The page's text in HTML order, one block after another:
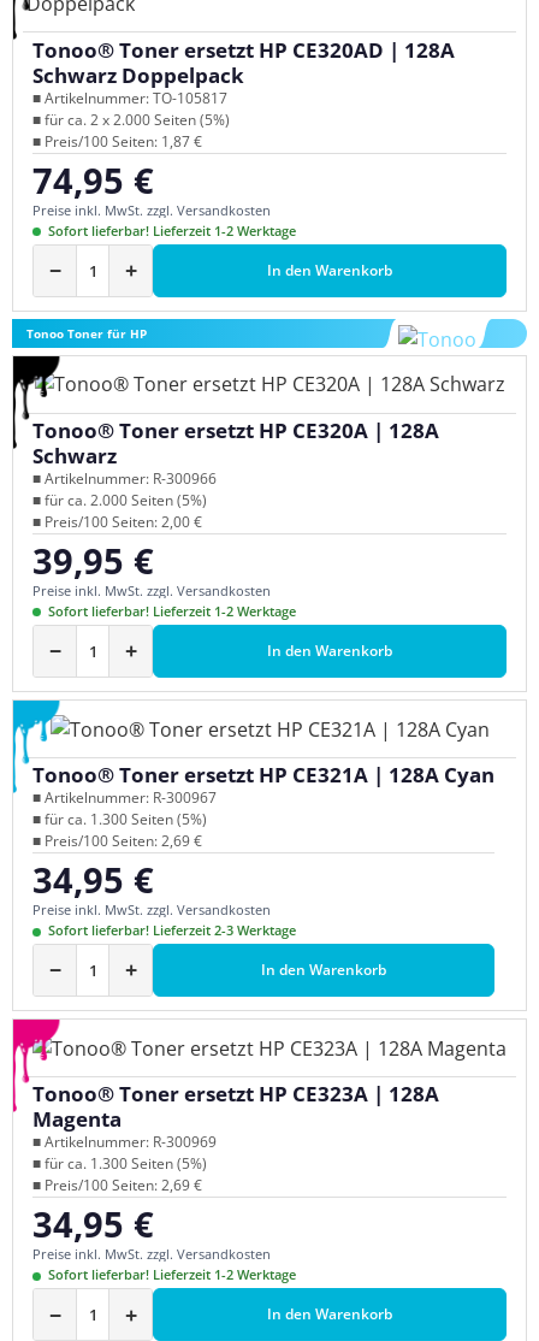
Tonoo® Toner ersetzt HP CE320AD | 128A
Schwarz Doppelpack
■ Artikelnummer: TO-105817
■ für ca. 2 x 2.000 Seiten (5%)
■ Preis/100 Seiten: 1,87 €
Regulärer Preis:
74,95 €
Preise inkl. MwSt. zzgl. Versandkosten
Sofort lieferbar! Lieferzeit 1-2 Werktage
− + In den Warenkorb
Tonoo Toner für HP
Tonoo® Toner ersetzt HP CE320A | 128A
Schwarz
■ Artikelnummer: R-300966
■ für ca. 2.000 Seiten (5%)
■ Preis/100 Seiten: 2,00 €
Regulärer Preis:
39,95 €
Preise inkl. MwSt. zzgl. Versandkosten
Sofort lieferbar! Lieferzeit 1-2 Werktage
− + In den Warenkorb
Tonoo® Toner ersetzt HP CE321A | 128A Cyan
■ Artikelnummer: R-300967
■ für ca. 1.300 Seiten (5%)
■ Preis/100 Seiten: 2,69 €
Regulärer Preis:
34,95 €
Preise inkl. MwSt. zzgl. Versandkosten
Sofort lieferbar! Lieferzeit 2-3 Werktage
− + In den Warenkorb
Tonoo® Toner ersetzt HP CE323A | 128A
Magenta
■ Artikelnummer: R-300969
■ für ca. 1.300 Seiten (5%)
■ Preis/100 Seiten: 2,69 €
Regulärer Preis:
34,95 €
Preise inkl. MwSt. zzgl. Versandkosten
Sofort lieferbar! Lieferzeit 1-2 Werktage
− + In den Warenkorb